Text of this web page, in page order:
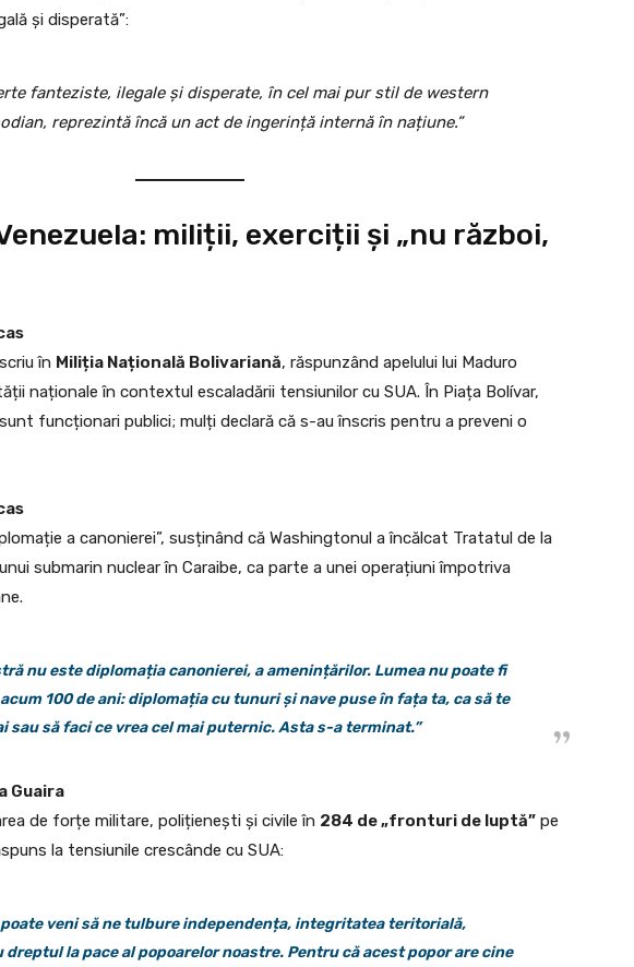
și disperată”:
fanteziste, ilegale și disperate, în cel mai pur stil de western
reprezintă încă un act de ingerință internă în națiune.”
miliții, exerciții și „nu război,
în Miliția Națională Bolivariană, răspunzând apelului lui Maduro
naționale în contextul escaladării tensiunilor cu SUA. În Piața Bolívar,
funcționari publici; mulți declară că s-au înscris pentru a preveni o
a canonierei”, susținând că Washingtonul a încălcat Tratatul de la
submarin nuclear în Caraibe, ca parte a unei operațiuni împotriva
nu este diplomația canonierei, a amenințărilor. Lumea nu poate fi
100 de ani: diplomația cu tunuri și nave puse în fața ta, ca să te
sau să faci ce vrea cel mai puternic. Asta s-a terminat.”
Guaira
de forțe militare, polițienești și civile în 284 de „fronturi de luptă” pe
la tensiunile crescânde cu SUA:
veni să ne tulbure independența, integritatea teritorială,
la pace al popoarelor noastre. Pentru că acest popor are cine